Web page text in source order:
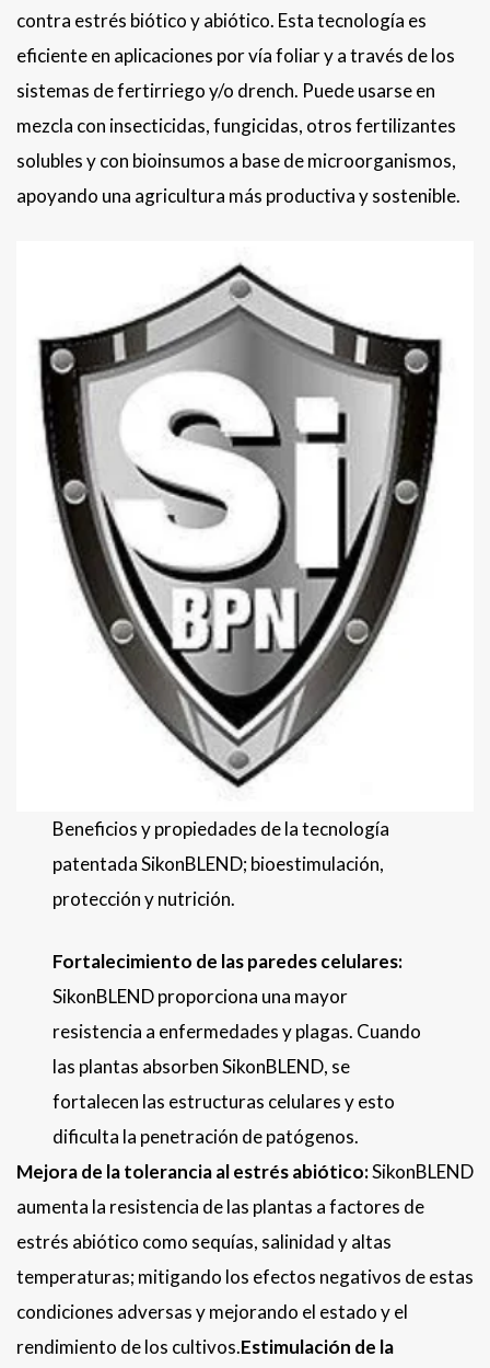
contra estrés biótico y abiótico. Esta tecnología es
eficiente en aplicaciones por vía foliar y a través de los
sistemas de fertirriego y/o drench. Puede usarse en
mezcla con insecticidas, fungicidas, otros fertilizantes
solubles y con bioinsumos a base de microorganismos,
apoyando una agricultura más productiva y sostenible.
Beneficios y propiedades de la tecnología
patentada SikonBLEND; bioestimulación,
protección y nutrición.
Fortalecimiento de las paredes celulares:
SikonBLEND proporciona una mayor
resistencia a enfermedades y plagas. Cuando
las plantas absorben SikonBLEND, se
fortalecen las estructuras celulares y esto
dificulta la penetración de patógenos.
Mejora de la tolerancia al estrés abiótico:SikonBLEND
aumenta la resistencia de las plantas a factores de
estrés abiótico como sequías, salinidad y altas
temperaturas; mitigando los efectos negativos de estas
condiciones adversas y mejorando el estado y el
rendimiento de los cultivos.Estimulación de la